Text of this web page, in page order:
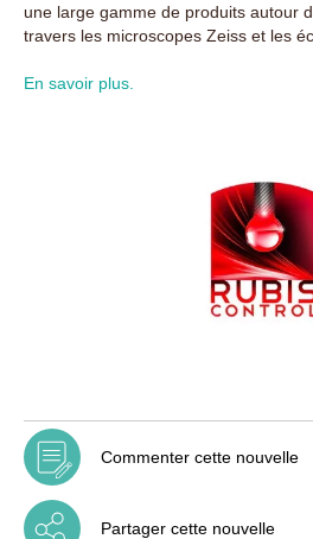
une large gamme de produits autour
travers les microscopes Zeiss et les
En savoir plus.
Commenter cette nouvelle
Partager cette nouvelle